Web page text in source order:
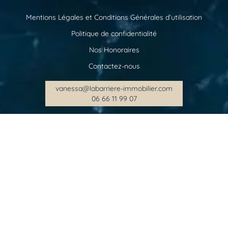
Mentions Légales et Conditions Générales d’utilisation
Politique de confidentialité
Nos Honoraires
Contactez-nous
vanessa@labarriere-immobilier.com
06 66 11 99 07